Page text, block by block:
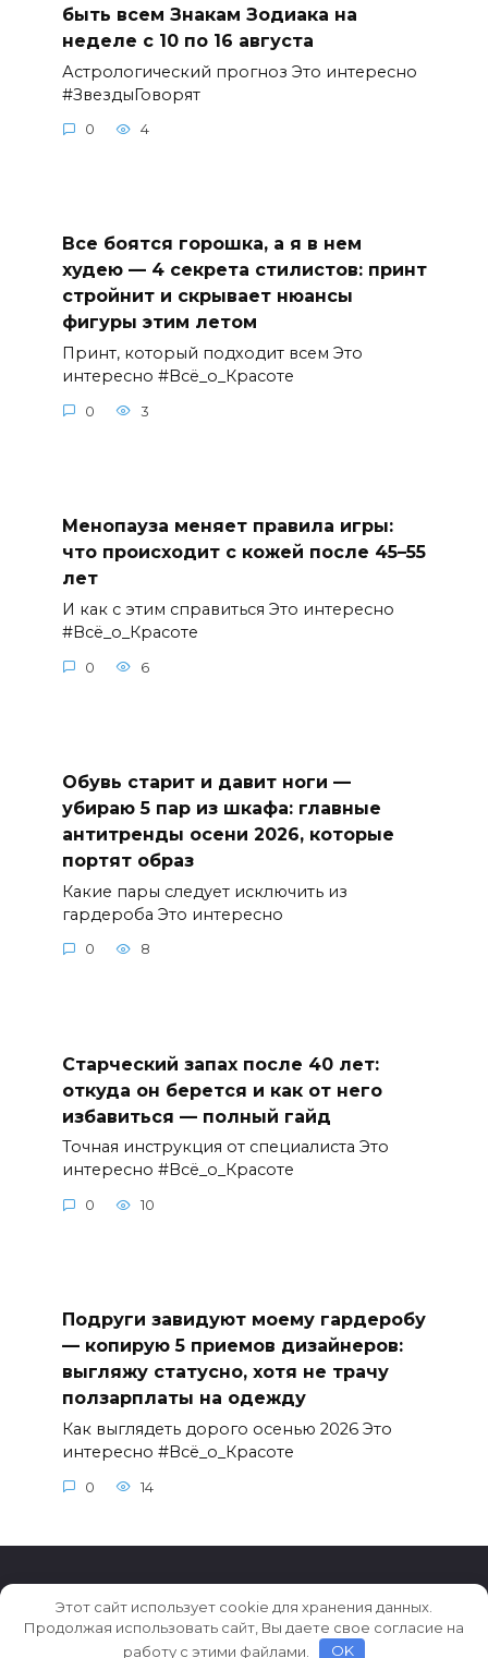
быть всем Знакам Зодиака на
неделе с 10 по 16 августа
Астрологический прогноз Это интересно
#ЗвездыГоворят
0 4
Все боятся горошка, а я в нем
худею — 4 секрета стилистов: принт
стройнит и скрывает нюансы
фигуры этим летом
Принт, который подходит всем Это
интересно #Всё_о_Красоте
0 3
Менопауза меняет правила игры:
что происходит с кожей после 45–55
лет
И как с этим справиться Это интересно
#Всё_о_Красоте
0 6
Обувь старит и давит ноги —
убираю 5 пар из шкафа: главные
антитренды осени 2026, которые
портят образ
Какие пары следует исключить из
гардероба Это интересно
0 8
Старческий запах после 40 лет:
откуда он берется и как от него
избавиться — полный гайд
Точная инструкция от специалиста Это
интересно #Всё_о_Красоте
0 10
Подруги завидуют моему гардеробу
— копирую 5 приемов дизайнеров:
выгляжу статусно, хотя не трачу
ползарплаты на одежду
Как выглядеть дорого осенью 2026 Это
интересно #Всё_о_Красоте
0 14
© 2026 Новости Кирова
Этот сайт использует cookie для хранения данных.
Продолжая использовать сайт, Вы даете свое согласие на
работу с этими файлами.
OK